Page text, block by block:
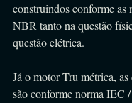
construindos conforme as
NBR tanto na questão
questão elétrica.
Já o motor Tru métrica,
são conforme norma IEC